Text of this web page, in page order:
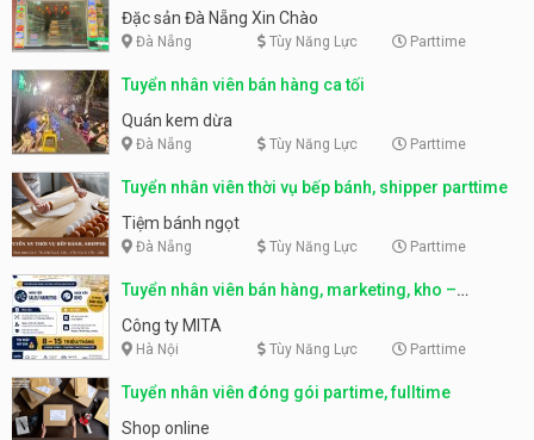
Nẵng
Đặc sản Đà Nẵng Xin Chào
Đà Nẵng Tùy Năng Lực Parttime
Tuyển nhân viên bán hàng ca tối
Quán kem dừa
Đà Nẵng Tùy Năng Lực Parttime
Tuyển nhân viên thời vụ bếp bánh, shipper parttime
Tiệm bánh ngọt
Đà Nẵng Tùy Năng Lực Parttime
Tuyển nhân viên bán hàng, marketing, kho –
parttime, fulltime
Công ty MITA
Hà Nội Tùy Năng Lực Parttime
Tuyển nhân viên đóng gói partime, fulltime
Shop online